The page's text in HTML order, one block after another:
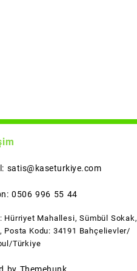
satis@kaseturkiye.com
0506 996 55 44
Hürriyet Mahallesi, Sümbül Sokak,
Posta Kodu: 34191 Bahçelievler/
Türkiye